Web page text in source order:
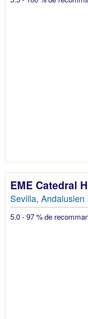
EME Catedral
Sevilla,
5.0 - 97 % de